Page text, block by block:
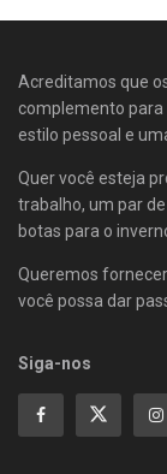
Acreditamos que
complemento para
estilo pessoal e
Quer você esteja
trabalho, um par
botas para o
Queremos
você possa dar
Siga-nos